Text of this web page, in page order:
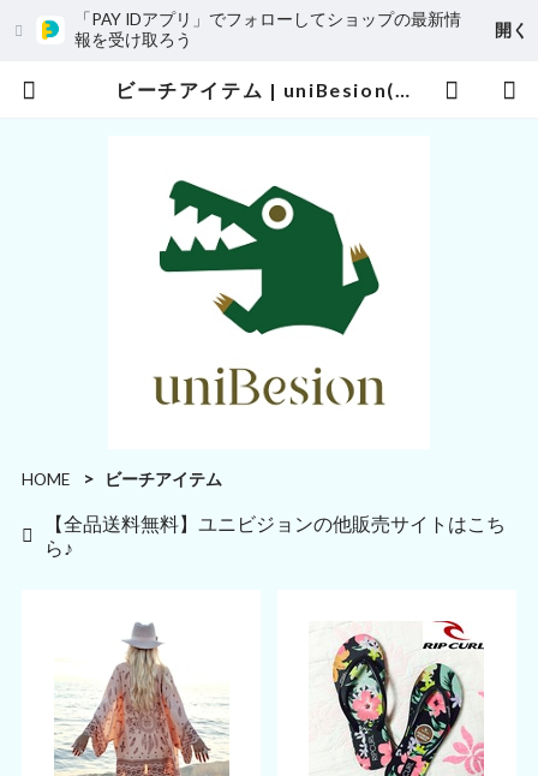
「PAY IDアプリ」でフォローしてショップの最新情
報を受け取ろう
開く
ビーチアイテム | uniBesion(ユニビジョン)
HOME ビーチアイテム
【全品送料無料】ユニビジョンの他販売サイトはこち
ら♪